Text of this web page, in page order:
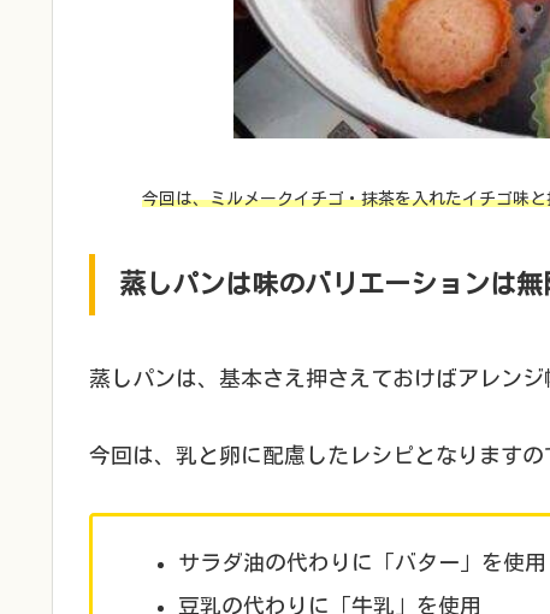
今回は、ミルメークイチゴ・抹茶を入れたイチゴ味
蒸しパンは味のバリエーションは無
蒸しパンは、基本さえ押さえておけばアレン
今回は、乳と卵に配慮したレシピとなります
サラダ油の代わりに「バター」を使
豆乳の代わりに「牛乳」を使用